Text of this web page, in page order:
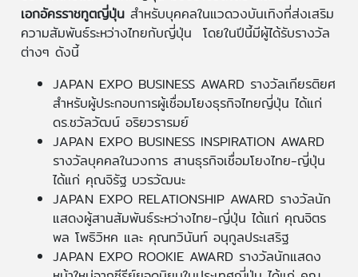
เอกอัครราชทูตญี่ปุ่นสำหรับบุคคลในแวดวงบันเทิงที่ส่งเสริม
ความสัมพันธ์ระหว่างไทยกับญี่ปุ่น โดยในปีนี้มีผู้ได้รับรางวัล
ต่างๆ ดังนี้
JAPAN EXPO BUSINESS AWARD รางวัลเกียรติยศ
สำหรับผู้ประกอบการผู้เชื่อมโยงธุรกิจไทยญี่ปุ่น ได้แก่
ดร.ชวัลวัฒน์ อริยวรารมย์
JAPAN EXPO BUSINESS INSPIRATION AWARD
รางวัลบุคคลในวงการ สานธุรกิจเชื่อมโยงไทย-ญี่ปุ่น
ได้แก่ คุณจิรัฐ บวรวัฒนะ
JAPAN EXPO RELATIONSHIP AWARD รางวัลนัก
แสดงผู้สานสัมพันธ์ระหว่างไทย-ญี่ปุ่น ได้แก่ คุณจิตร
พล โพธิวิหค และ คุณทวินันท์ อนุกูลประเสริฐ
JAPAN EXPO ROOKIE AWARD รางวัลนักแสดง